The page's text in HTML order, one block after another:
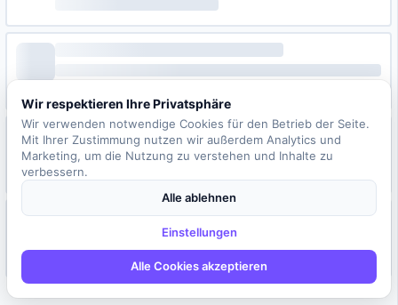
Wir respektieren Ihre Privatsphäre
Wir verwenden notwendige Cookies für den Betrieb der Seite.
Mit Ihrer Zustimmung nutzen wir außerdem Analytics und
Marketing, um die Nutzung zu verstehen und Inhalte zu
verbessern.
Alle ablehnen
Einstellungen
Alle Cookies akzeptieren